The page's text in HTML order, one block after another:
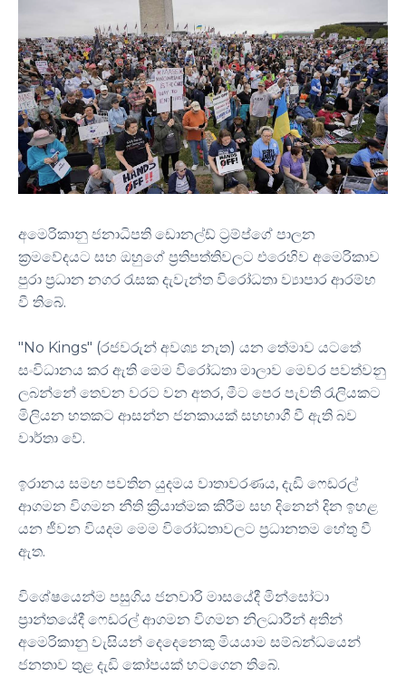
අමෙරිකානු ජනාධිපති ඩොනල්ඩ් ට්‍රම්ප්ගේ පාලන
ක්‍රමවේදයට සහ ඔහුගේ ප්‍රතිපත්තිවලට එරෙහිව අමෙරිකාව
පුරා ප්‍රධාන නගර රැසක දැවැන්ත විරෝධතා ව්‍යාපාර ආරම්භ
වී තිබේ.
"No Kings" (රජවරුන් අවශ්‍ය නැත) යන තේමාව යටතේ
සංවිධානය කර ඇති මෙම විරෝධතා මාලාව මෙවර පවත්වනු
ලබන්නේ තෙවන වරට වන අතර, මීට පෙර පැවති රැලියකට
මිලියන හතකට ආසන්න ජනකායක් සහභාගී වී ඇති බව
වාර්තා වේ.
ඉරානය සමඟ පවතින යුදමය වාතාවරණය, දැඩි ෆෙඩරල්
ආගමන විගමන නීති ක්‍රියාත්මක කිරීම සහ දිනෙන් දින ඉහළ
යන ජීවන වියදම මෙම විරෝධතාවලට ප්‍රධානතම හේතු වී
ඇත.
විශේෂයෙන්ම පසුගිය ජනවාරි මාසයේදී මින්සෝටා
ප්‍රාන්තයේදී ෆෙඩරල් ආගමන විගමන නිලධාරීන් අතින්
අමෙරිකානු වැසියන් දෙදෙනෙකු මියයාම සම්බන්ධයෙන්
ජනතාව තුළ දැඩි කෝපයක් හටගෙන තිබේ.